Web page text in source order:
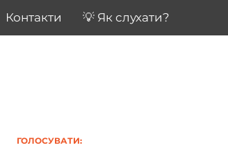
Контакти 💡 Як слухати?
ГОЛОСУВАТИ: